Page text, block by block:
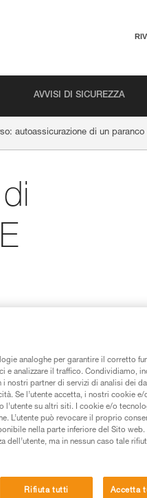
AVVISI DI SICUREZZA
autoassicurazione di un
di fornire
che
sollevamento ad
prima di
capire queste
analoghe per garantire il corretto
e analizzare il traffico. Condividiamo,
i nostri partner di servizi di analisi dei
Se l’utente accetta, i nostri cookie
l’utente su altri siti. I cookie e/o
L’utente può revocare il proprio
nella parte inferiore del Sito
dell’utente, ma in nessun caso tale
Rifiuta tutti Accetta